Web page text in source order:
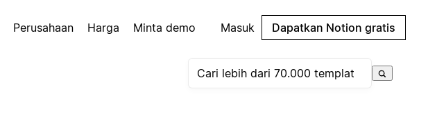
Perusahaan Harga Minta demo Masuk Dapatkan Notion gratis